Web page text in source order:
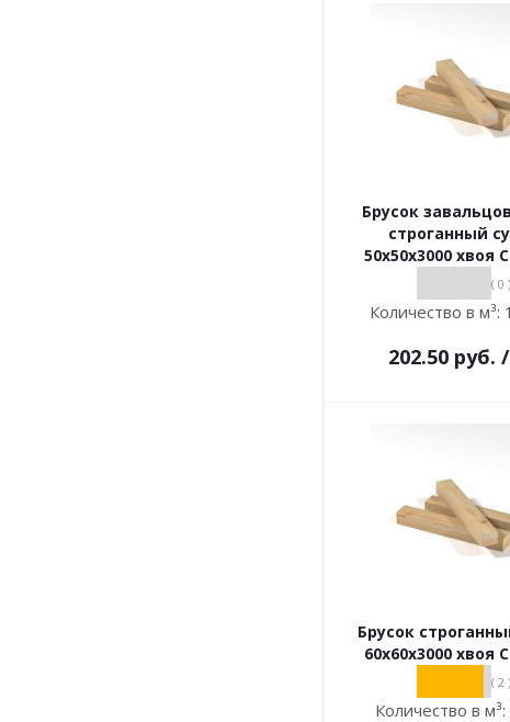
Брусок
строганный
50х50х3000 хвоя
( 0 )
Количество в м³:
202.50руб.
Брусок
60х60х3000 хвоя
( 2 )
Количество в м³: